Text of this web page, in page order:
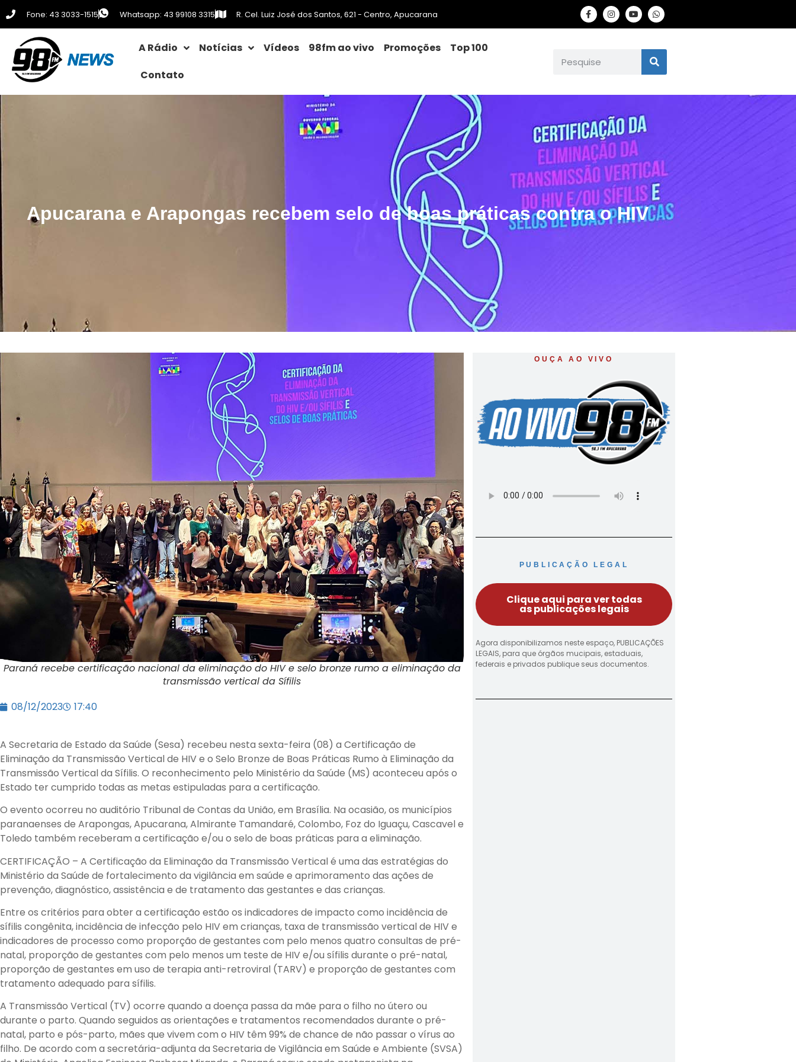
Fone: 43 3033-1515 Whatsapp: 43 99108 3315 R. Cel. Luiz José dos Santos, 621 - Centro, Apucarana
A Rádio Notícias Vídeos 98fm ao vivo Promoções
Top 100
Contato
Apucarana e Arapongas recebem selo de boas práticas contra o HIV
Paraná recebe certificação nacional da eliminação do HIV e selo bronze rumo a eliminação da
transmissão vertical da Sífilis
08/12/2023
17:40
A Secretaria de Estado da Saúde (Sesa) recebeu nesta sexta-feira (08) a Certificação de
Eliminação da Transmissão Vertical de HIV e o Selo Bronze de Boas Práticas Rumo à Eliminação da
Transmissão Vertical da Sífilis. O reconhecimento pelo Ministério da Saúde (MS) aconteceu após o
Estado ter cumprido todas as metas estipuladas para a certificação.
O evento ocorreu no auditório Tribunal de Contas da União, em Brasília. Na ocasião, os municípios
paranaenses de Arapongas, Apucarana, Almirante Tamandaré, Colombo, Foz do Iguaçu, Cascavel e
Toledo também receberam a certificação e/ou o selo de boas práticas para a eliminação.
CERTIFICAÇÃO – A Certificação da Eliminação da Transmissão Vertical é uma das estratégias do
Ministério da Saúde de fortalecimento da vigilância em saúde e aprimoramento das ações de
prevenção, diagnóstico, assistência e de tratamento das gestantes e das crianças.
Entre os critérios para obter a certificação estão os indicadores de impacto como incidência de
sífilis congênita, incidência de infecção pelo HIV em crianças, taxa de transmissão vertical de HIV e
indicadores de processo como proporção de gestantes com pelo menos quatro consultas de pré-
natal, proporção de gestantes com pelo menos um teste de HIV e/ou sífilis durante o pré-natal,
proporção de gestantes em uso de terapia anti-retroviral (TARV) e proporção de gestantes com
tratamento adequado para sífilis.
A Transmissão Vertical (TV) ocorre quando a doença passa da mãe para o filho no útero ou
durante o parto. Quando seguidos as orientações e tratamentos recomendados durante o pré-
natal, parto e pós-parto, mães que vivem com o HIV têm 99% de chance de não passar o vírus ao
filho. De acordo com a secretária-adjunta da Secretaria de Vigilância em Saúde e Ambiente (SVSA)
OUÇA AO VIVO
PUBLICAÇÃO LEGAL
Clique aqui para ver todas
as publicações legais
Agora disponibilizamos neste espaço, PUBLICAÇÕES
LEGAIS, para que órgãos mucipais, estaduais,
federais e privados publique seus documentos.